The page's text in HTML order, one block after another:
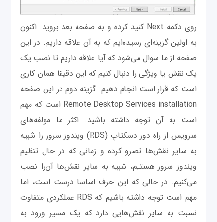
روی دکمه Next کنید کرده و به صفحه بعد بروید. اکنون
به اولین گزینه‌ای رسیده‌ایم که به آن علاقه داریم. در این
صفحه از ما سوال می‌شود که آیا علاقه داریم تا نصب یک
یک نقش یا ویژگی را دنبال کنیم که این دقیقا همان کاری
است که قرار است انجام دهیم. گزینه دوم در این صفحه
Remote Desktop Services installation است که مهم
است به آن توجه داشته باشید. اکثر ما مولفه‌‌های
سرویس از راه دور دسکتاپ (RDS) ویندوز سرور را شبیه
به سایر نقش‌ها تصرو کرده و زمانی که در حال تنظیم
ویندوز سرور هستیم، شبیه به سایر نقش‌ها آن‌را نصب
می‌کنیم. در حالی که این حرف اساسا درست است، اما
مهم است توجه داشته باشیم که RDS عملکردی متفاوت
نسبت به سایر نقش‌هایی دارد که یک مسیر ورود به